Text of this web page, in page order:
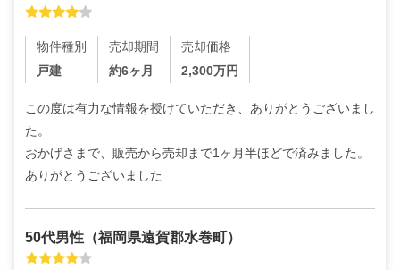
物件種別
戸建
売却期間
約6ヶ月
売却価格
2,300万円
この度は有力な情報を授けていただき、ありがとうございまし
た。
おかげさまで、販売から売却まで1ヶ月半ほどで済みました。
ありがとうございました
50代男性 （福岡県遠賀郡水巻町）